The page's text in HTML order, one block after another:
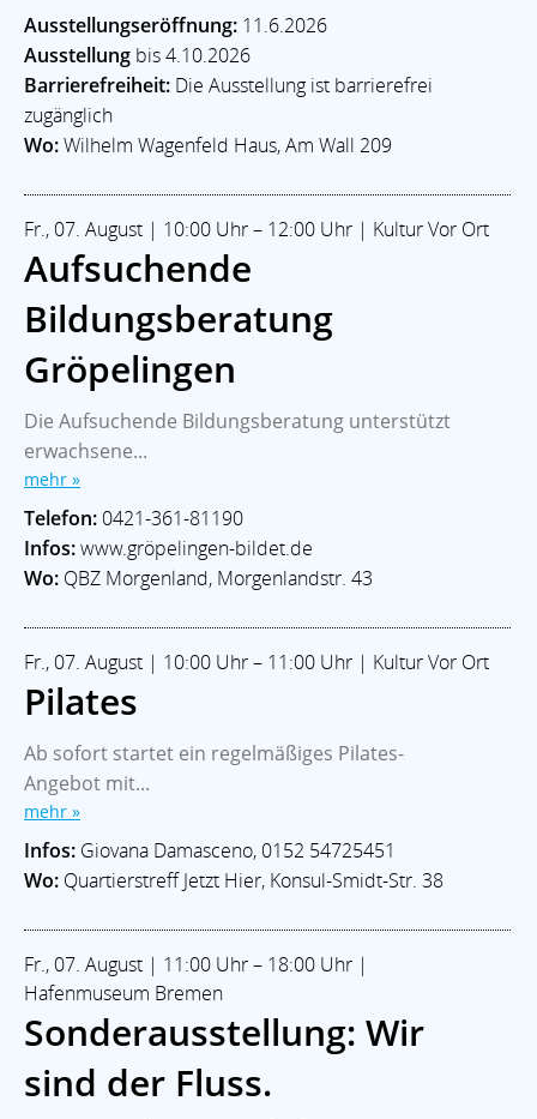
Ausstellungseröffnung: 11.6.2026
Ausstellung bis 4.10.2026
Barrierefreiheit: Die Ausstellung ist barrierefrei
zugänglich
Wo:Wilhelm Wagenfeld Haus, Am Wall 209
Fr., 07. August | 10:00 Uhr – 12:00 Uhr | Kultur Vor Ort
Aufsuchende
Bildungsberatung
Gröpelingen
Die Aufsuchende Bildungsberatung unterstützt
erwachsene...
mehr »
Telefon: 0421-361-81190
Infos:www.gröpelingen-bildet.de
Wo: QBZ Morgenland, Morgenlandstr. 43
Fr., 07. August | 10:00 Uhr – 11:00 Uhr | Kultur Vor Ort
Pilates
Ab sofort startet ein regelmäßiges Pilates-
Angebot mit...
mehr »
Infos: Giovana Damasceno, 0152 54725451
Wo: Quartierstreff Jetzt Hier, Konsul-Smidt-Str. 38
Fr., 07. August | 11:00 Uhr – 18:00 Uhr |
Hafenmuseum Bremen
Sonderausstellung: Wir
sind der Fluss.